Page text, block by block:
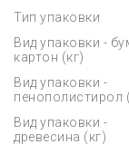
Тип упаковки
Вид упаковки -
картон (кг)
Вид упаковки -
пенополистирол
Вид упаковки -
древесина (кг)